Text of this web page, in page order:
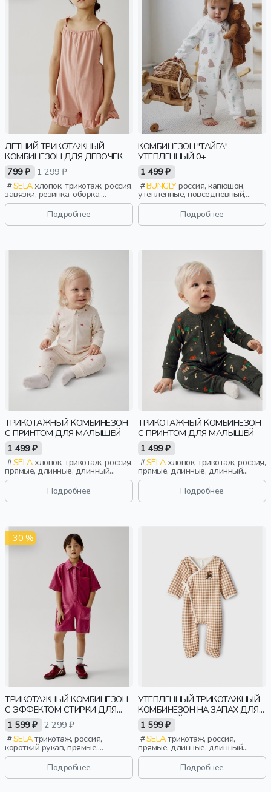
ЛЕТНИЙ ТРИКОТАЖНЫЙ
КОМБИНЕЗОН ДЛЯ ДЕВОЧЕК
799 ₽ 1 299 ₽
SELAхлопок, трикотаж, россия,
завязки, резинка, оборка,
эластичные, девочки, дети
Подробнее
КОМБИНЕЗОН "ТАЙГА"
УТЕПЛЕННЫЙ 0+
1 499 ₽
BUNGLYроссия, капюшон,
утепленные, повседневный,
актив, малыши, дети
Подробнее
ТРИКОТАЖНЫЙ КОМБИНЕЗОН
С ПРИНТОМ ДЛЯ МАЛЫШЕЙ
1 499 ₽
SELAхлопок, трикотаж, россия,
прямые, длинные, длинный
рукав, застежка, манжета, принт,
вырез, круглый вырез,
эластичные, малыши, дети
Подробнее
ТРИКОТАЖНЫЙ КОМБИНЕЗОН
С ПРИНТОМ ДЛЯ МАЛЫШЕЙ
1 499 ₽
SELAхлопок, трикотаж, россия,
прямые, длинные, длинный
рукав, застежка, манжета, принт,
вырез, круглый вырез,
эластичные, малыши, дети
Подробнее
- 30 %
ТРИКОТАЖНЫЙ КОМБИНЕЗОН
С ЭФФЕКТОМ СТИРКИ ДЛЯ
ДЕВОЧЕК
1 599 ₽ 2 299 ₽
SELAтрикотаж, россия,
короткий рукав, прямые,
короткие, застежка, кнопки,
принт, воротник, девочки, дети
Подробнее
УТЕПЛЕННЫЙ ТРИКОТАЖНЫЙ
КОМБИНЕЗОН НА ЗАПАХ ДЛЯ
МАЛЫШЕЙ
1 599 ₽
SELAтрикотаж, россия,
прямые, длинные, длинный
рукав, застежка, утепленные,
кнопки, клетка, запах, принт,
вышивка, вырез, малыши, дети
Подробнее